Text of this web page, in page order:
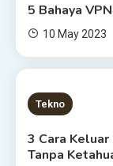
5 Bahaya
10 May 2023
3 MINS READ
Tekno
3 Cara
Tanpa